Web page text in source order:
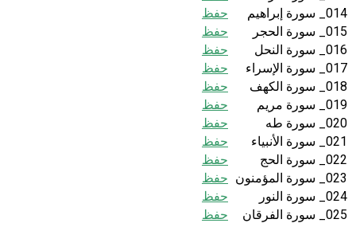
014_ سورة إبراهيم
حفظ
015_ سورة الحجر
حفظ
016_ سورة النحل
حفظ
017_ سورة الإسراء
حفظ
018_ سورة الكهف
حفظ
019_ سورة مريم
حفظ
020_ سورة طه
حفظ
021_ سورة الأنبياء
حفظ
022_ سورة الحج
حفظ
023_ سورة المؤمنون
حفظ
024_ سورة النور
حفظ
025_ سورة الفرقان
حفظ